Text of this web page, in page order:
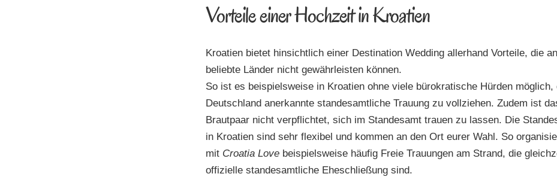
Vorteile einer Hochzeit in Kroatien
Kroatien bietet hinsichtlich einer Destination Wedding allerhand Vorteile, die
beliebte Länder nicht gewährleisten können.
So ist es beispielsweise in Kroatien ohne viele bürokratische Hürden möglich,
Deutschland anerkannte standesamtliche Trauung zu vollziehen. Zudem ist
Brautpaar nicht verpflichtet, sich im Standesamt trauen zu lassen. Die
in Kroatien sind sehr flexibel und kommen an den Ort eurer Wahl. So
mit Croatia Love beispielsweise häufig Freie Trauungen am Strand, die
offizielle standesamtliche Eheschließung sind.